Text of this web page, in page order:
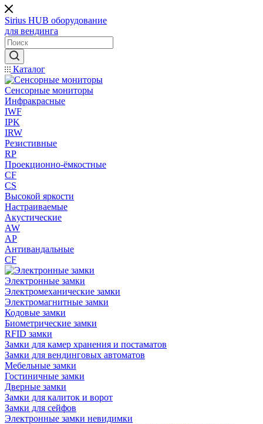
Sirius HUB оборудование
для вендинга
Каталог
Сенсорные мониторы
Инфракрасные
IWF
IPK
IRW
Резистивные
RP
Проекционно-ёмкостные
CF
CS
Высокой яркости
Настраиваемые
Акустические
AW
AP
Антивандальные
CF
Электронные замки
Электромеханические замки
Электромагнитные замки
Кодовые замки
Биометрические замки
RFID замки
Замки для камер хранения и постаматов
Замки для вендинговых автоматов
Мебельные замки
Гостиничные замки
Дверные замки
Замки для калиток и ворот
Замки для сейфов
Электронные замки невидимки